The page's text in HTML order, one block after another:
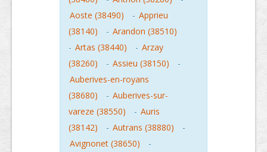
Aoste (38490)
- Apprieu
(38140)
- Arandon (38510)
- Artas (38440) - Arzay
(38260)
- Assieu (38150)
-
Auberives-en-royans
(38680)
- Auberives-sur-
vareze (38550)
- Auris
(38142)
- Autrans (38880)
-
Avignonet (38650)
-